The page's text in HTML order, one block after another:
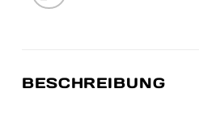
BESCHREIBUNG